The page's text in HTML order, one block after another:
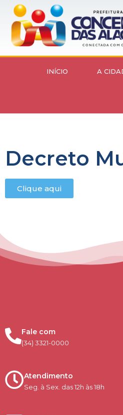
INÍCIO A
Decreto
Clique aqui
Fale com
(34) 3321-0000
Atendimento
Seg. à Sex. das 12h às 18h